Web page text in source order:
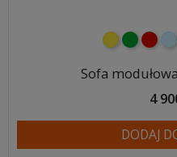
żółtyzielony
Sofa
4
DODAJ